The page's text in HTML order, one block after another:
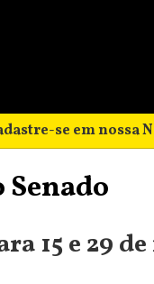
se em nossa
15 e 29